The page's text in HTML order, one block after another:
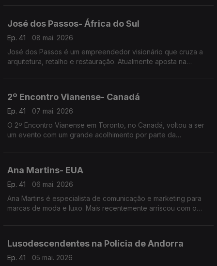
José dos Passos- África do Sul
Ep. 41
08 mai. 2026
José dos Passos é um empreendedor visionário que cruza a
arquitetura, retalho e restauração. Atualmente aposta na
2º Encontro Vianense- Canadá
Ep. 41
07 mai. 2026
O 2º Encontro Vianense em Toronto, no Canadá, voltou a ser
um evento com um grande acolhimento por parte da
Ana Martins- EUA
Ep. 41
06 mai. 2026
Ana Martins é especialista de comunicação e marketing para
marcas de moda e luxo. Mais recentemente arriscou com o
Lusodescendentes na Polícia de Andorra
Ep. 41 05 mai. 2026